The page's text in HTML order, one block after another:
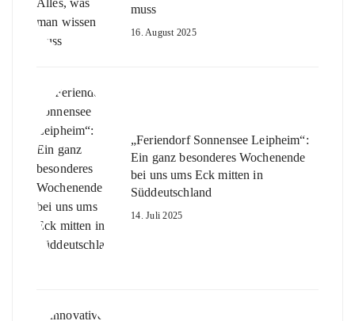
muss
16. August 2025
„Feriendorf Sonnensee Leipheim“:
Ein ganz besonderes Wochenende
bei uns ums Eck mitten in
Süddeutschland
14. Juli 2025